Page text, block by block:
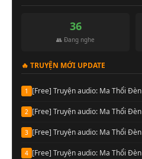
36
👥 Đang nghe
🔥 TRUYỆN MỚI UPDATE
1
2
3
4